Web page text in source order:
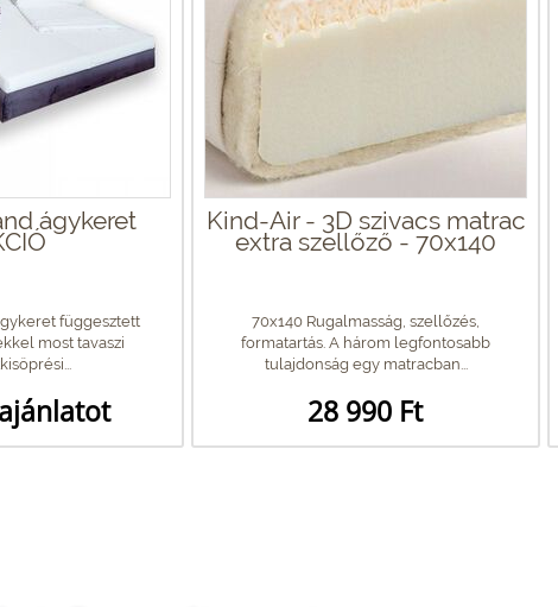
ágykeret
függesztett
most tavaszi
Kind-Air - 3D szivacs matrac
extra szellőző - 70x140
70x140 Rugalmasság, szellőzés,
formatartás. A három legfontosabb
tulajdonság egy matracban...
28 990 Ft